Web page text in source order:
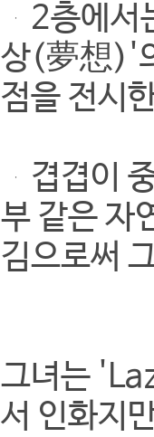
2층에서
상(夢想)'
점을 전시
겹겹이
부 같은 자
김으로써
그녀는
서 인화지